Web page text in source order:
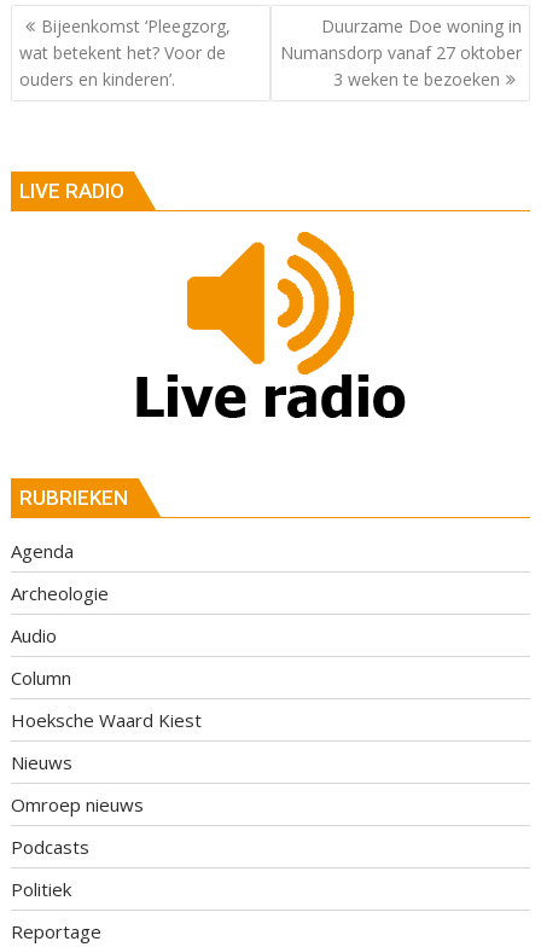
Berichtnavigatie
Bijeenkomst ‘Pleegzorg,
wat betekent het? Voor de
ouders en kinderen’.
Duurzame Doe woning in
Numansdorp vanaf 27 oktober
3 weken te bezoeken
LIVE RADIO
RUBRIEKEN
Agenda
Archeologie
Audio
Column
Hoeksche Waard Kiest
Nieuws
Omroep nieuws
Podcasts
Politiek
Reportage